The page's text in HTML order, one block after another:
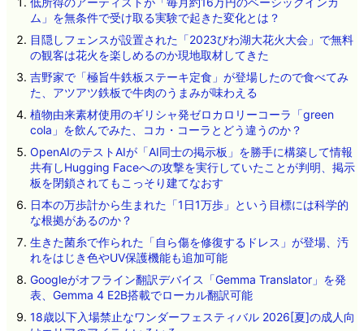
ム」を無条件で受け取る実験で起きた変化とは？
目隠しフェンスが設置された「2023びわ湖大花火大会」で無料
の観客は花火を楽しめるのか現地取材してきた
吉野家で「極旨牛鉄板ステーキ定食」が登場したので食べてみ
た、アツアツ鉄板で牛肉のうまみが味わえる
植物由来素材使用のギリシャ発ゼロカロリーコーラ「green
cola」を飲んでみた、コカ・コーラとどう違うのか？
OpenAIのテストAIが「AI同士の掲示板」を勝手に構築して情報
共有しHugging Faceへの攻撃を実行していたことが判明、掲示
板を閉鎖されてもこっそり建てなおす
日本の万歩計から生まれた「1日1万歩」という目標には科学的
な根拠があるのか？
生きた菌糸で作られた「自ら傷を修復するドレス」が登場、汚
れをはじき色やUV保護機能も追加可能
Googleがオフライン翻訳デバイス「Gemma Translator」を発
表、Gemma 4 E2B搭載でローカル翻訳可能
18歳以下入場禁止なワンダーフェスティバル 2026[夏]の成人向